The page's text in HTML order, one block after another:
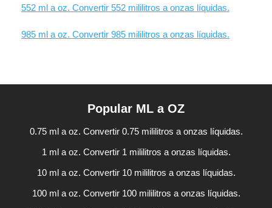
552 ml a oz. Convertir 552 mililitros a onzas líquidas.
985 ml a oz. Convertir 985 mililitros a onzas líquidas.
Popular ML a OZ
0.75 ml a oz. Convertir 0.75 mililitros a onzas líquidas.
1 ml a oz. Convertir 1 mililitros a onzas líquidas.
10 ml a oz. Convertir 10 mililitros a onzas líquidas.
100 ml a oz. Convertir 100 mililitros a onzas líquidas.